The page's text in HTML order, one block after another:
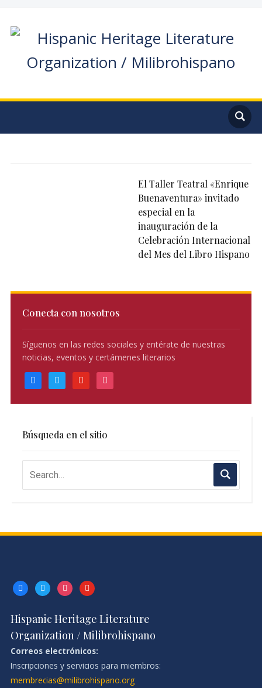
Conecta con nosotros
Síguenos en las redes sociales y entérate de nuestras
noticias, eventos y certámenes literarios
facebooktwitter youtube instagram
Búsqueda en el sitio
El Taller Teatral «Enrique
Buenaventura» invitado
especial en la
inauguración de la
Celebración Internacional
del Mes del Libro Hispano
facebooktwitterinstagramyoutube
Hispanic Heritage Literature
Organization / Milibrohispano
Correos electrónicos:
Inscripciones y servicios para miembros:
membrecias@milibrohispano.org